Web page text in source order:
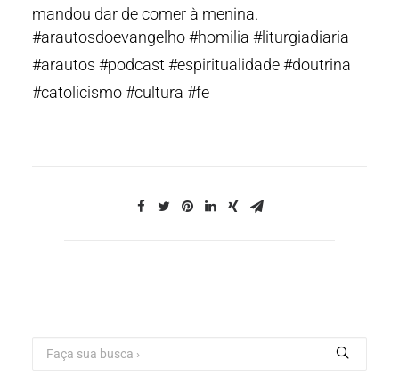
mandou dar de comer à menina.
#arautosdoevangelho #homilia #liturgiadiaria
#arautos #podcast #espiritualidade #doutrina
#catolicismo #cultura #fe